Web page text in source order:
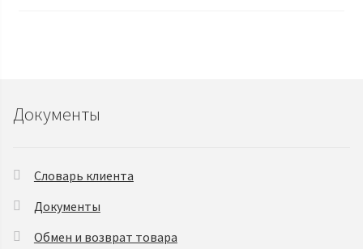
Документы
Словарь клиента
Документы
Обмен и возврат товара